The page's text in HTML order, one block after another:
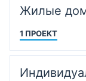
Жилые
1 ПРОЕКТ